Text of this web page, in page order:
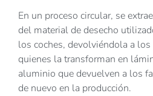
En un proceso circular, se
del material de desecho
los coches, devolviéndola a
quienes la transforman en
aluminio que devuelven a los
de nuevo en la producción.